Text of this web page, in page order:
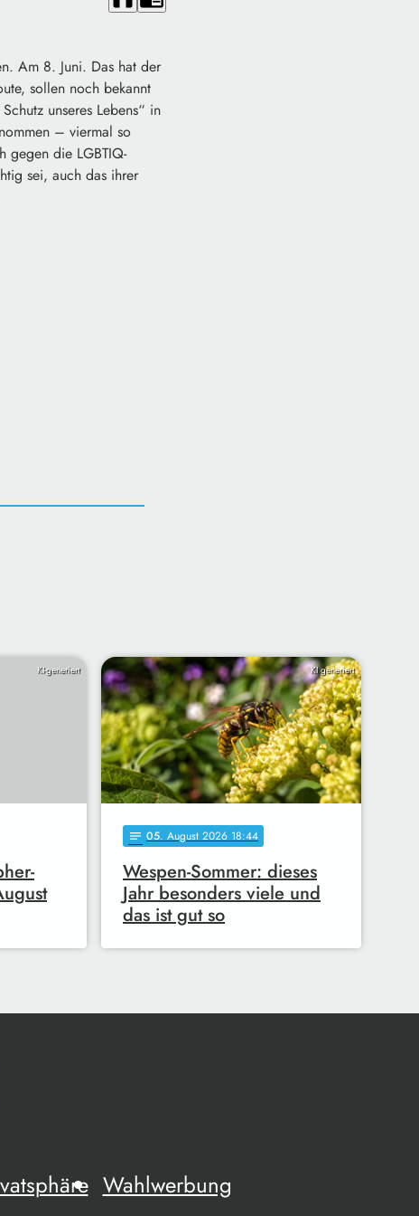
Am 8. Juni. Das hat der
sollen noch bekannt
unseres Lebens“ in
– viermal so
gegen die LGBTIQ-
sei, auch das ihrer
KI-generiert KI generiert
notes 05. August 2026 18:44
Wespen-Sommer: dieses
Jahr besonders viele und
das ist gut so
Wahlwerbung